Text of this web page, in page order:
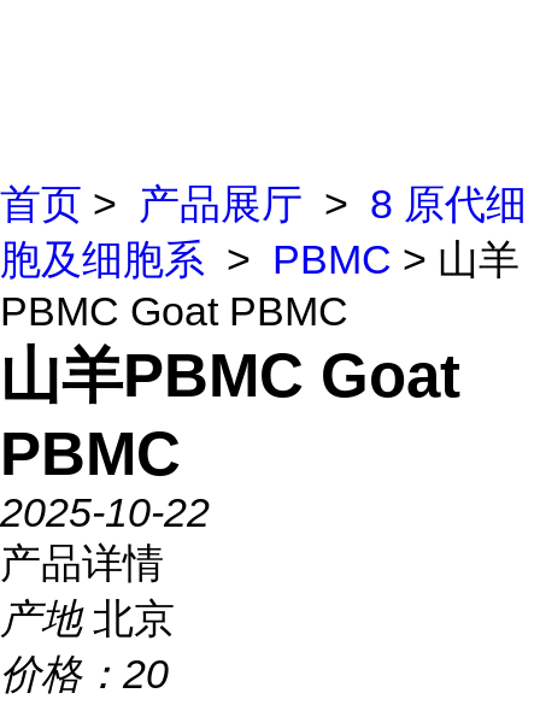
首页 > 产品展厅 > 8 原代细
胞及细胞系 > PBMC > 山羊
PBMC Goat PBMC
山羊PBMC Goat
PBMC
2025-10-22
产品详情
产地 北京
价格： 20